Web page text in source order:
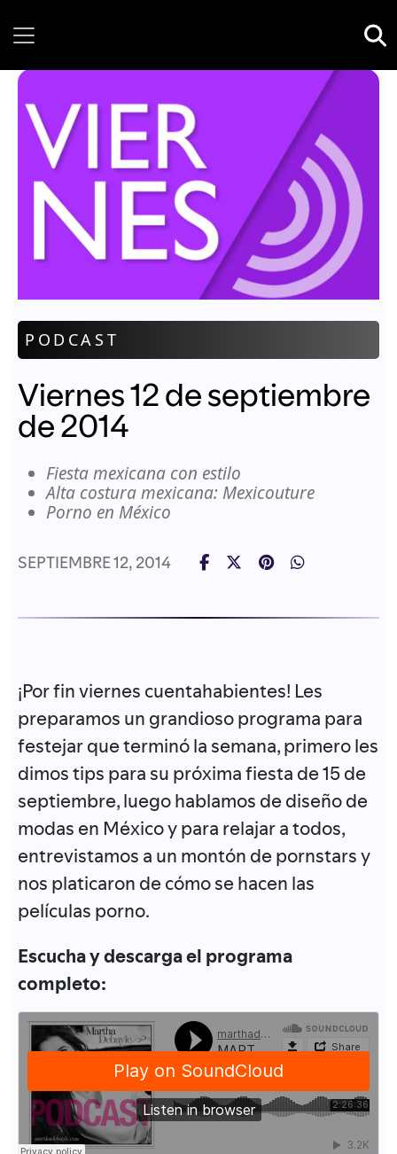
PODCAST
Viernes 12 de septiembre
de 2014
Fiesta mexicana con estilo
Alta costura mexicana: Mexicouture
Porno en México
SEPTIEMBRE 12, 2014
¡Por fin viernes cuentahabientes! Les
preparamos un grandioso programa para
festejar que terminó la semana, primero les
dimos tips para su próxima fiesta de 15 de
septiembre, luego hablamos de diseño de
modas en México y para relajar a todos,
entrevistamos a un montón de pornstars y
nos platicaron de cómo se hacen las
películas porno.
Escucha y descarga el programa
completo: